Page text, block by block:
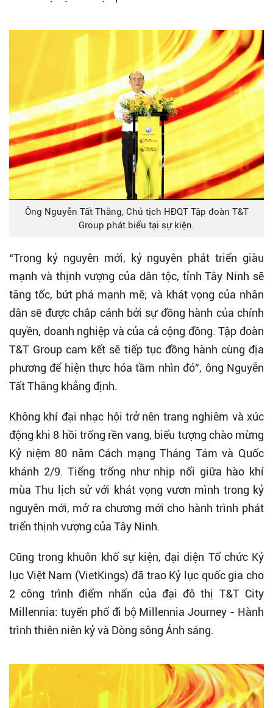
Ông Nguyễn Tất Thắng, Chủ tịch HĐQT Tập đoàn T&T
Group phát biểu tại sự kiện.
“Trong kỷ nguyên mới, kỷ nguyên phát triển giàu
mạnh và thịnh vượng của dân tộc, tỉnh Tây Ninh sẽ
tăng tốc, bứt phá mạnh mẽ; và khát vọng của nhân
dân sẽ được chắp cánh bởi sự đồng hành của chính
quyền, doanh nghiệp và của cả cộng đồng. Tập đoàn
T&T Group cam kết sẽ tiếp tục đồng hành cùng địa
phương để hiện thực hóa tầm nhìn đó”, ông Nguyễn
Tất Thắng khẳng định.
Không khí đại nhạc hội trở nên trang nghiêm và xúc
động khi 8 hồi trống rền vang, biểu tượng chào mừng
Kỷ niệm 80 năm Cách mạng Tháng Tám và Quốc
khánh 2/9. Tiếng trống như nhịp nối giữa hào khí
mùa Thu lịch sử với khát vọng vươn mình trong kỷ
nguyên mới, mở ra chương mới cho hành trình phát
triển thịnh vượng của Tây Ninh.
Cũng trong khuôn khổ sự kiện, đại diện Tổ chức Kỷ
lục Việt Nam (VietKings) đã trao Kỷ lục quốc gia cho
2 công trình điểm nhấn của đại đô thị T&T City
Millennia: tuyến phố đi bộ Millennia Journey - Hành
trình thiên niên kỷ và Dòng sông Ánh sáng.